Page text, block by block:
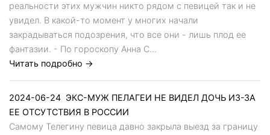
реальности этих мужчин никто рядом с певицей так и не
увидел. В какой-то момент у многих начали
закрадываться подозрения, что все они - лишь плод ее
фантазии. - По гороскопу Анна С...
Читать подробно →
2024-06-24 ЭКС-МУЖ ПЕЛАГЕИ НЕ ВИДЕЛ ДОЧЬ ИЗ-ЗА
ЕЕ ОТСУТСТВИЯ В РОССИИ
Самому Телегину певица давно закрыла выезд за границу